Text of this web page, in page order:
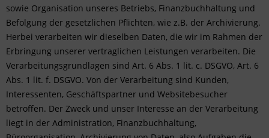
sowie Organisation unseres Betriebs, Finanzbuchhaltung und
Befolgung der gesetzlichen Pflichten, wie z.B. der Archivierung.
Herbei verarbeiten wir dieselben Daten, die wir im Rahmen der
Erbringung unserer vertraglichen Leistungen verarbeiten. Die
Verarbeitungsgrundlagen sind Art. 6 Abs. 1 lit. c. DSGVO, Art. 6
Abs. 1 lit. f. DSGVO. Von der Verarbeitung sind Kunden,
Interessenten, Geschäftspartner und Websitebesucher
betroffen. Der Zweck und unser Interesse an der Verarbeitung
liegt in der Administration, Finanzbuchhaltung,